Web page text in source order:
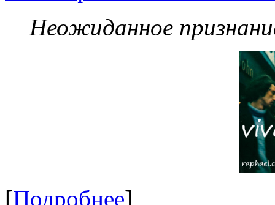
Неожиданное
[Подробнее]